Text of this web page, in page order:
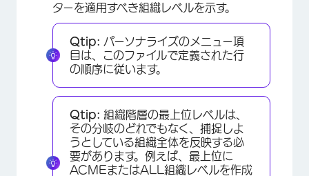
ターを適用すべき組織レベルを示す。
Qtip: パーソナライズのメニュー項
目は、このファイルで定義された行
の順序に従います。
Qtip: 組織階層の最上位レベルは、
その分岐のどれでもなく、捕捉しよ
うとしている組織全体を反映する必
要があります。例えば、最上位に
ACMEまたはALL組織レベルを作成